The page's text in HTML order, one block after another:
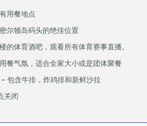
用餐地点
尔顿岛码头的绝佳位置
的体育酒吧，观看所有体育赛事直播。
餐气氛，适合全家大小或是团体聚餐
包含牛排，炸鸡排和新鲜沙拉
关闭